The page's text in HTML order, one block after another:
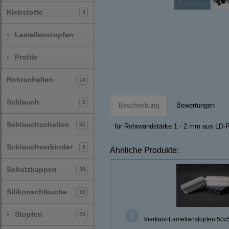
Klebstoffe 3
› Lamellenstopfen
› Profile
Rohrschellen 14
Schlauch 2
Schlauchschellen 62
Schlauchverbinder 8
Schutzkappen 39
Silikonschläuche 30
› Stopfen 23
Beschreibung Bewertungen
für Rohrwandstärke 1 - 2 mm aus LD-
Ähnliche Produkte:
Vierkant-Lamellenstopfen